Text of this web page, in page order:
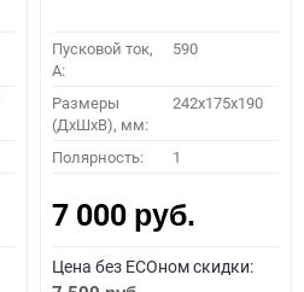
Пусковой ток,
A:
590
Размеры
(ДхШхВ), мм:
242x175x190
Полярность: 1
7 000 руб.
Цена без ECOном скидки: